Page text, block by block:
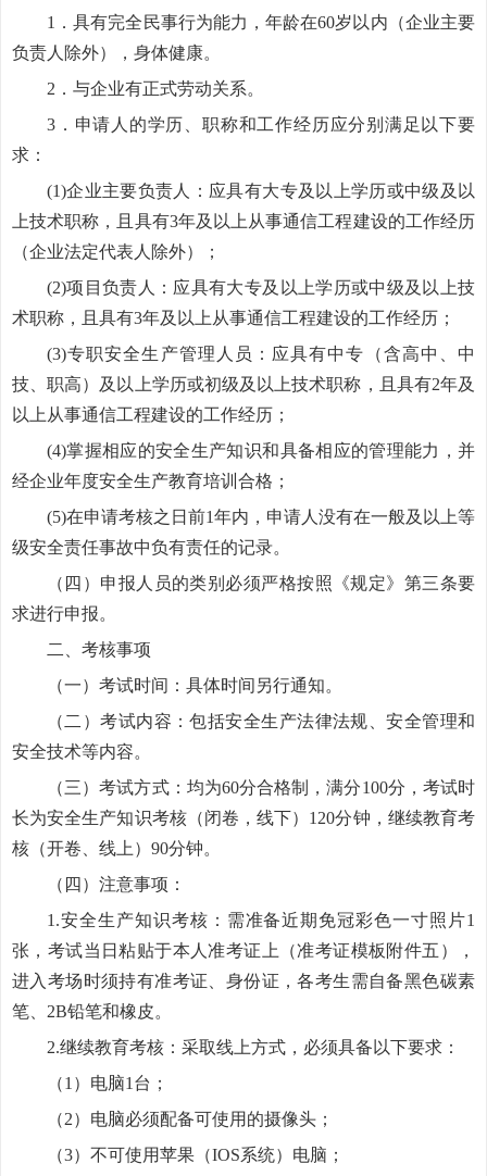
1．具有完全民事行为能力，年龄在60岁以内（企业主要
负责人除外），身体健康。
2．与企业有正式劳动关系。
3．申请人的学历、职称和工作经历应分别满足以下要
求：
(1)企业主要负责人：应具有大专及以上学历或中级及以
上技术职称，且具有3年及以上从事通信工程建设的工作经历
（企业法定代表人除外）；
(2)项目负责人：应具有大专及以上学历或中级及以上技
术职称，且具有3年及以上从事通信工程建设的工作经历；
(3)专职安全生产管理人员：应具有中专（含高中、中
技、职高）及以上学历或初级及以上技术职称，且具有2年及
以上从事通信工程建设的工作经历；
(4)掌握相应的安全生产知识和具备相应的管理能力，并
经企业年度安全生产教育培训合格；
(5)在申请考核之日前1年内，申请人没有在一般及以上等
级安全责任事故中负有责任的记录。
（四）申报人员的类别必须严格按照《规定》第三条要
求进行申报。
二、考核事项
（一）考试时间：具体时间另行通知。
（二）考试内容：包括安全生产法律法规、安全管理和
安全技术等内容。
（三）考试方式：均为60分合格制，满分100分，考试时
长为安全生产知识考核（闭卷，线下）120分钟，继续教育考
核（开卷、线上）90分钟。
（四）注意事项：
1.安全生产知识考核：需准备近期免冠彩色一寸照片1
张，考试当日粘贴于本人准考证上（准考证模板附件五），
进入考场时须持有准考证、身份证，各考生需自备黑色碳素
笔、2B铅笔和橡皮。
2.继续教育考核：采取线上方式，必须具备以下要求：
（1）电脑1台；
（2）电脑必须配备可使用的摄像头；
（3）不可使用苹果（IOS系统）电脑；